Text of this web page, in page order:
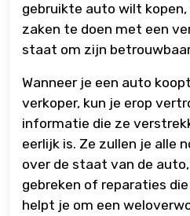
gebruikte auto wilt
zaken te doen met een
staat om zijn
Wanneer je een auto
verkoper, kun je erop
informatie die ze
eerlijk is. Ze zullen je alle
over de staat van de
gebreken of reparaties
helpt je om een